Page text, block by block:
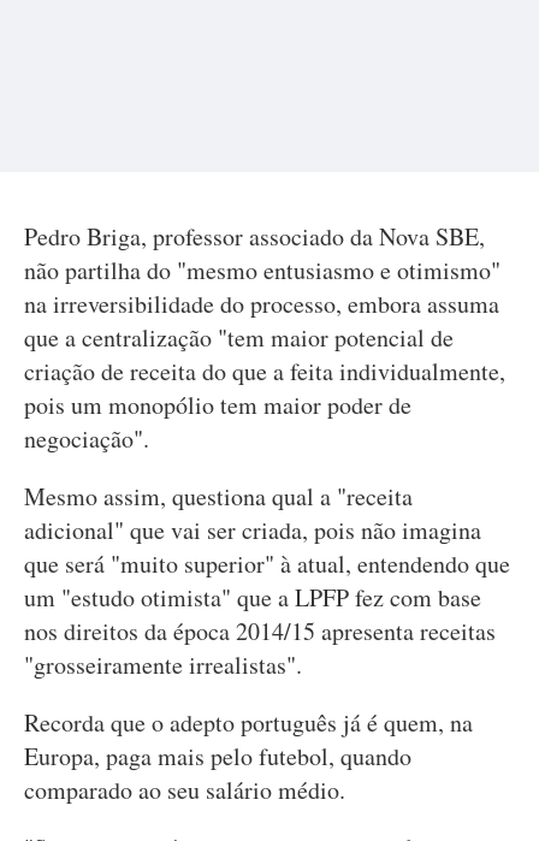
Pedro Briga, professor associado da Nova SBE,
não partilha do "mesmo entusiasmo e otimismo"
na irreversibilidade do processo, embora assuma
que a centralização "tem maior potencial de
criação de receita do que a feita individualmente,
pois um monopólio tem maior poder de
negociação".
Mesmo assim, questiona qual a "receita
adicional" que vai ser criada, pois não imagina
que será "muito superior" à atual, entendendo que
um "estudo otimista" que a LPFP fez com base
nos direitos da época 2014/15 apresenta receitas
"grosseiramente irrealistas".
Recorda que o adepto português já é quem, na
Europa, paga mais pelo futebol, quando
comparado ao seu salário médio.